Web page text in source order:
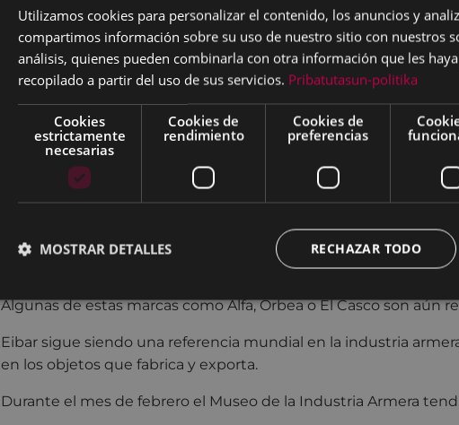
Fundada el 5 de febrero de 1346 con la Carta Puebla otorgada
Eibar se ha caracterizado siempre por la actividad industrial. Lo
molinos y ferrerías se transformacion luego en
el tiempo en grandes industrias, creando así la importante
Algunas de estas marcas como Alfa, Orbea o El Casco son aún
Eibar sigue siendo una referencia mundial en la industria
en los objetos que fabrica y exporta.
Durante el mes de febrero el Museo de la Industria Armera
Utilizamos cookies para personalizar el contenido, los anuncios y
compartimos información sobre su uso de nuestro sitio con nuestros
análisis, quienes pueden combinarla con otra información que les
recopilado a partir del uso de sus servicios. Pribatutasun-politika
Cookies
estrictamente
necesarias
Cookies de
rendimiento
Cookies de
preferencias
RECHAZAR TODO
MOSTRAR DETALLES